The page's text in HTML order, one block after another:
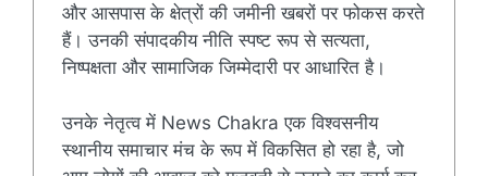
और आसपास के क्षेत्रों की जमीनी खबरों पर फोकस करते
हैं। उनकी संपादकीय नीति स्पष्ट रूप से सत्यता,
निष्पक्षता और सामाजिक जिम्मेदारी पर आधारित है।
उनके नेतृत्व में News Chakra एक विश्वसनीय
स्थानीय समाचार मंच के रूप में विकसित हो रहा है, जो